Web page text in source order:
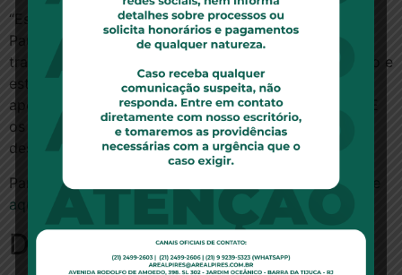
“Estamos desesperados, pois meus pais – Isaías de
Paula Reis, 78, e Delza Reis, 72 – dependem de
tratamentos e medicação contínuos. Papai é diabético e
está com suspeita de Mal de Alzheimer. A
aposentadoria dos dois juntos não chega a R$1.500. E
os 15 anos que pagaram esse plano? É revoltante”,
desabafou a filha do casal, Mara Reis Rabelo.
Para ler essa matéria no site HojeEmDia.com.br, clique
aqui
Deixe um comentário